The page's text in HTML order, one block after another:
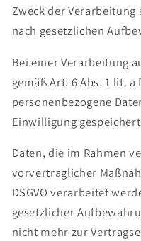
Zweck der
nach gesetzlichen
Bei einer Verarbeitung
gemäß Art. 6 Abs. 1 lit. a
personenbezogene
Einwilligung
Daten, die im Rahmen
vorvertraglicher
DSGVO verarbeitet
gesetzlicher
nicht mehr zur